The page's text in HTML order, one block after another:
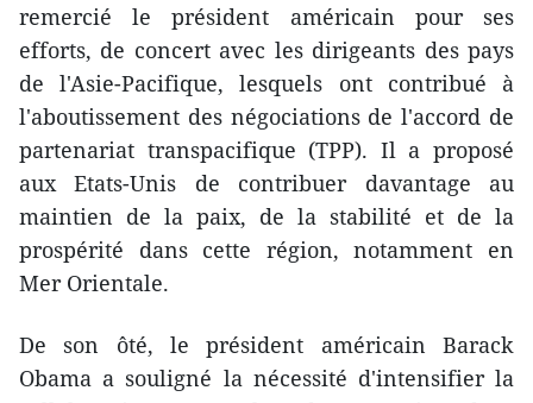
remercié le président américain pour ses
efforts, de concert avec les dirigeants des pays
de l'Asie-Pacifique, lesquels ont contribu​é à
l'aboutissement des négociations de l'accord de
partenariat transpacifique (TPP). Il a proposé
aux Etats-Unis de contribu​er davantage au
maintien de la paix, de la stabilité et de la
prospérité dans cette région, notamment en
Mer Orientale.
De son ôté, le président américain Barack
Obama a souligné la nécessité d'intensifier la